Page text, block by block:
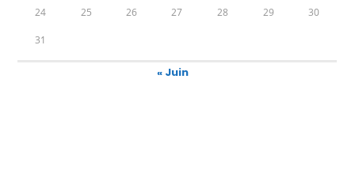
24 25 26 27 28 29 30
31
« Juin